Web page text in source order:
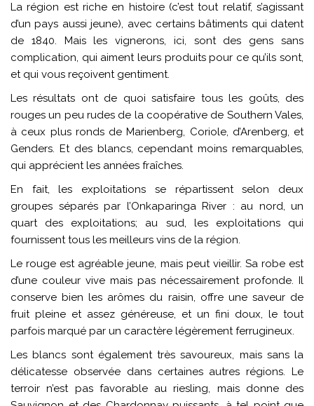
La région est riche en histoire (c’est tout relatif, s’agissant
d’un pays aussi jeune), avec certains bâtiments qui datent
de 1840. Mais les vignerons, ici, sont des gens sans
complication, qui aiment leurs produits pour ce qu’ils sont,
et qui vous reçoivent gentiment.
Les résultats ont de quoi satisfaire tous les goûts, des
rouges un peu rudes de la coopérative de Southern Vales,
à ceux plus ronds de Marienberg, Coriole, d’Arenberg, et
Genders. Et des blancs, cependant moins remarquables,
qui apprécient les années fraîches.
En fait, les exploitations se répartissent selon deux
groupes séparés par l’Onkaparinga River : au nord, un
quart des exploitations; au sud, les exploitations qui
fournissent tous les meilleurs vins de la région.
Le rouge est agréable jeune, mais peut vieillir. Sa robe est
d’une couleur vive mais pas nécessairement profonde. Il
conserve bien les arômes du raisin, offre une saveur de
fruit pleine et assez généreuse, et un fini doux, le tout
parfois marqué par un caractère légèrement ferrugineux.
Les blancs sont également très savoureux, mais sans la
délicatesse observée dans certaines autres régions. Le
terroir n’est pas favorable au riesling, mais donne des